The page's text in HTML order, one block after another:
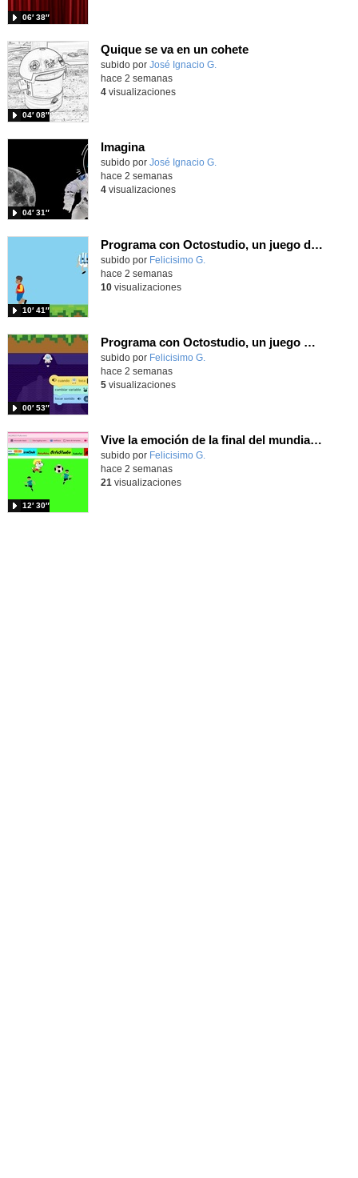
06′ 38″
Quique se va en un cohete
Contenido educativo.
subido por José Ignacio G.
04′ 08″
hace 2 semanas
4visualizaciones
Imagina
Contenido educativo.
subido por José Ignacio G.
04′ 31″
hace 2 semanas
4visualizaciones
Programa con Octostudio, un juego de 4 personajes ganando la copa del mundo saltando y esquivando rivales.
Contenido educativo.
subido por Felicisimo G.
10′ 41″
hace 2 semanas
10visualizaciones
Programa con Octostudio, un juego moviendo la tablet para ganar con España, el mundial 2026
Contenido educativo.
subido por Felicisimo G.
00′ 53″
hace 2 semanas
5visualizaciones
Vive la emoción de la final del mundial programando con Scratch, un juego de toques y esquivar contrarios
Contenido educativo.
subido por Felicisimo G.
12′ 30″
hace 2 semanas
21 visualizaciones